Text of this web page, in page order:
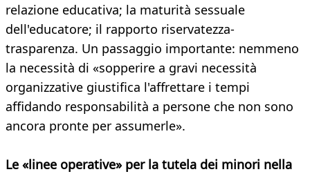
relazione educativa; la maturità sessuale
dell'educatore; il rapporto riservatezza-
trasparenza. Un passaggio importante: nemmeno
la necessità di «sopperire a gravi necessità
organizzative giustifica l'affrettare i tempi
affidando responsabilità a persone che non sono
ancora pronte per assumerle».
Le «linee operative» per la tutela dei minori nella